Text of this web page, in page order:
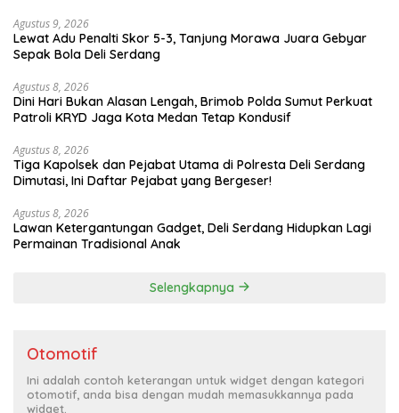
Agustus 9, 2026
Lewat Adu Penalti Skor 5-3, Tanjung Morawa Juara Gebyar
Sepak Bola Deli Serdang
Agustus 8, 2026
Dini Hari Bukan Alasan Lengah, Brimob Polda Sumut Perkuat
Patroli KRYD Jaga Kota Medan Tetap Kondusif
Agustus 8, 2026
Tiga Kapolsek dan Pejabat Utama di Polresta Deli Serdang
Dimutasi, Ini Daftar Pejabat yang Bergeser!
Agustus 8, 2026
Lawan Ketergantungan Gadget, Deli Serdang Hidupkan Lagi
Permainan Tradisional Anak
Selengkapnya
Otomotif
Ini adalah contoh keterangan untuk widget dengan kategori
otomotif, anda bisa dengan mudah memasukkannya pada
widget.